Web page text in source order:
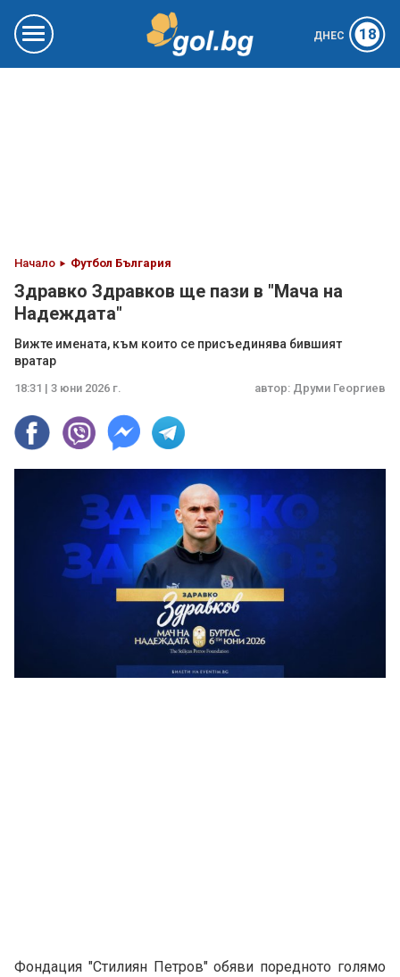
ДНЕС 18
Начало Футбол България
Здравко Здравков ще пази в "Мача на
Надеждата"
Вижте имената, към които се присъединява бившият
вратар
18:31 | 3 юни 2026 г. автор: Друми Георгиев
Фондация "Стилиян Петров" обяви поредното голямо